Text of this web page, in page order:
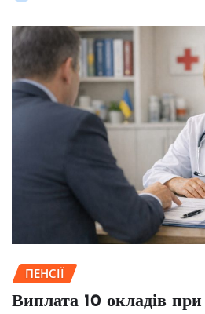
ПЕНСІЇ
Виплата 10 окладів при